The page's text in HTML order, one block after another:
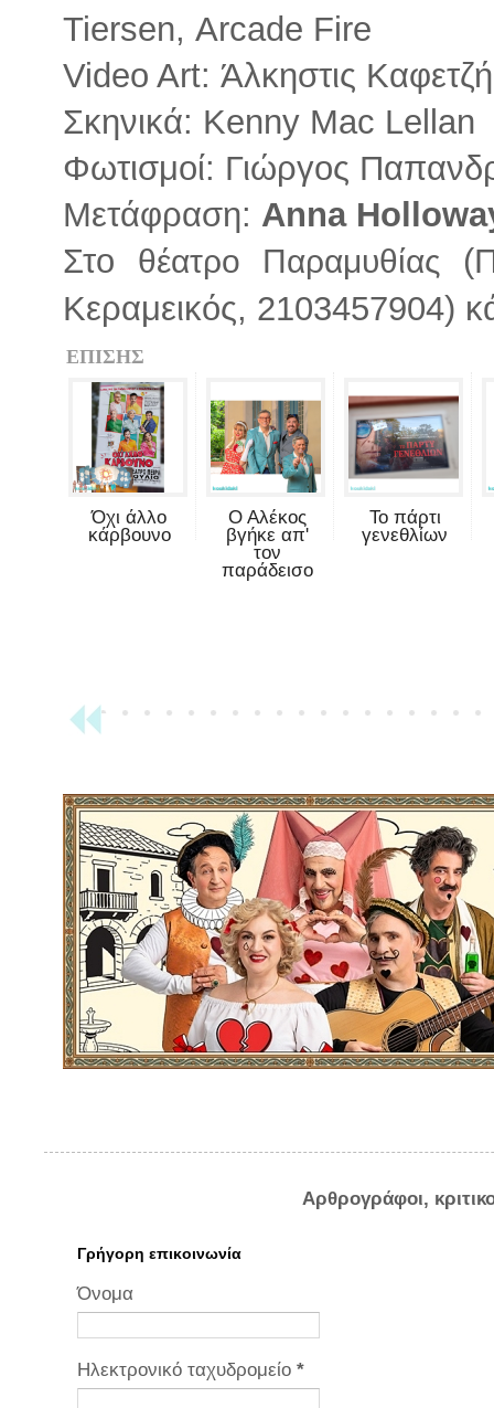
Tiersen, Αrcade Fire
Video Art: Άλκηστις
Σκηνικά: Κenny Mac Lellan
Φωτισμοί: Γιώργος
Μετάφραση: Anna
Στο θέατρο Παραμυθίας
Κεραμεικός, 2103457904)
ΕΠΙΣΗΣ
Όχι άλλο
κάρβουνο
Ο Αλέκος
βγήκε απ'
τον
παράδεισο
Το πάρτι
γενεθλίων
Αρθρογράφοι,
Γρήγορη επικοινωνία
Όνομα
Ηλεκτρονικό ταχυδρομείο *